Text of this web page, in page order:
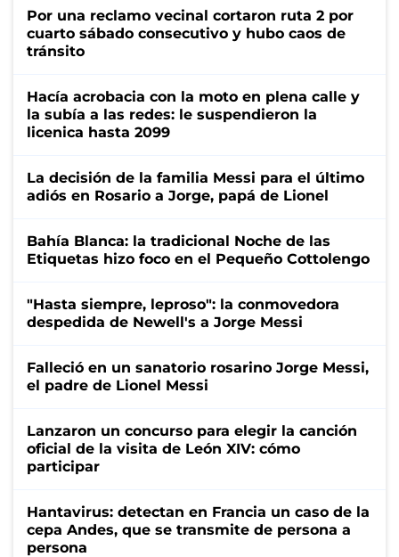
Por una reclamo vecinal cortaron ruta 2 por
cuarto sábado consecutivo y hubo caos de
tránsito
Hacía acrobacia con la moto en plena calle y
la subía a las redes: le suspendieron la
licenica hasta 2099
La decisión de la familia Messi para el último
adiós en Rosario a Jorge, papá de Lionel
Bahía Blanca: la tradicional Noche de las
Etiquetas hizo foco en el Pequeño Cottolengo
"Hasta siempre, leproso": la conmovedora
despedida de Newell's a Jorge Messi
Falleció en un sanatorio rosarino Jorge Messi,
el padre de Lionel Messi
Lanzaron un concurso para elegir la canción
oficial de la visita de León XIV: cómo
participar
Hantavirus: detectan en Francia un caso de la
cepa Andes, que se transmite de persona a
persona